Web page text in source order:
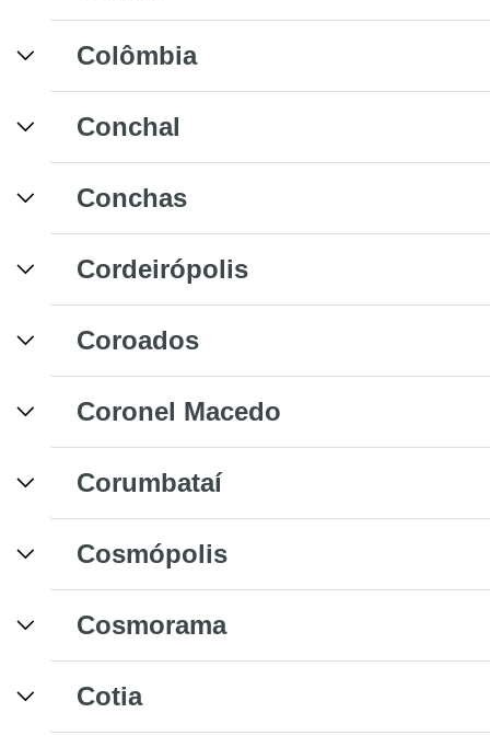
Colômbia
Conchal
Conchas
Cordeirópolis
Coroados
Coronel Macedo
Corumbataí
Cosmópolis
Cosmorama
Cotia